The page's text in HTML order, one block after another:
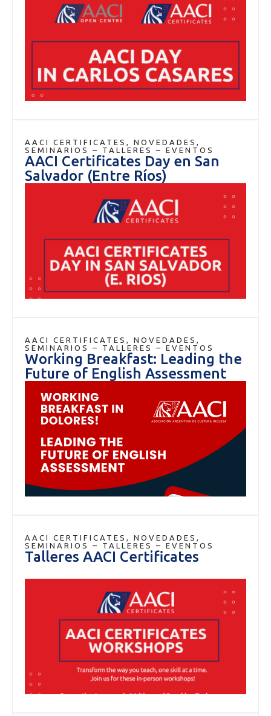
AACI CERTIFICATES , NOVEDADES ,
SEMINARIOS – TALLERES – EVENTOS
AACI Certificates Day en San
Salvador (Entre Ríos)
AACI CERTIFICATES , NOVEDADES ,
SEMINARIOS – TALLERES – EVENTOS
Working Breakfast: Leading the
Future of English Assessment
AACI CERTIFICATES , NOVEDADES ,
SEMINARIOS – TALLERES – EVENTOS
Talleres AACI Certificates